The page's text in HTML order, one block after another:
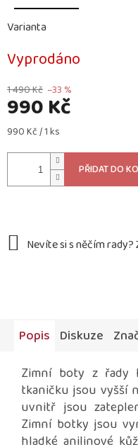
1 490 Kč –33 %
990 Kč
Měrná
990 Kč / 1 ks
Vyprodáno
Varianta
PŘIDAT DO
Popis Diskuze
Zimní boty z řady
tkaničku jsou vyšší
uvnitř jsou
Zimní botky jsou